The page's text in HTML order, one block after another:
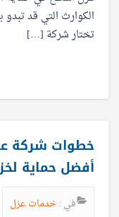
الكوارث التي قد تبدو
تختار شركة […]
خطوات شركة
أفضل حماية
في : خدمات عزل